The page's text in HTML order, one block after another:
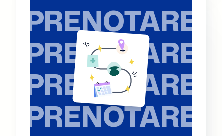
PRENOTARE
PRENOTARE
PRENOTARE
PRENOTARE